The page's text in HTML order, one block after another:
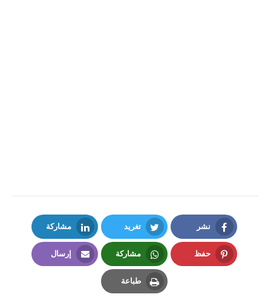
نشر
Facebook
تغريد
Twitter
مشاركة
LinkedIn
حفظ مشاركة
Whatsapp
إرسال
طباعة